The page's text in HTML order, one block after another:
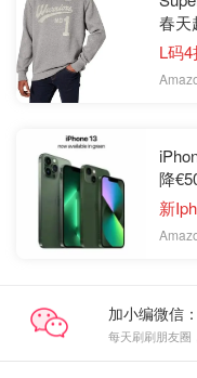
春天
L码
降
新
加小编微信：
每天刷刷朋友圈